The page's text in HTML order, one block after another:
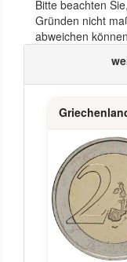
Bitte beachten
Gründen nicht
abweichen